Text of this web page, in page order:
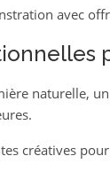
avec
naturelle,
créatives